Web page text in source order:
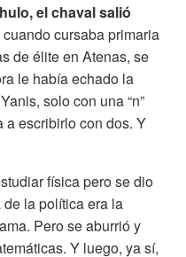
el chaval salió
cursaba primaria
de élite en Atenas, se
le había echado la
solo con una “n”
escribirlo con dos. Y
física pero se dio
la política era la
Pero se aburrió y
Y luego, ya sí,